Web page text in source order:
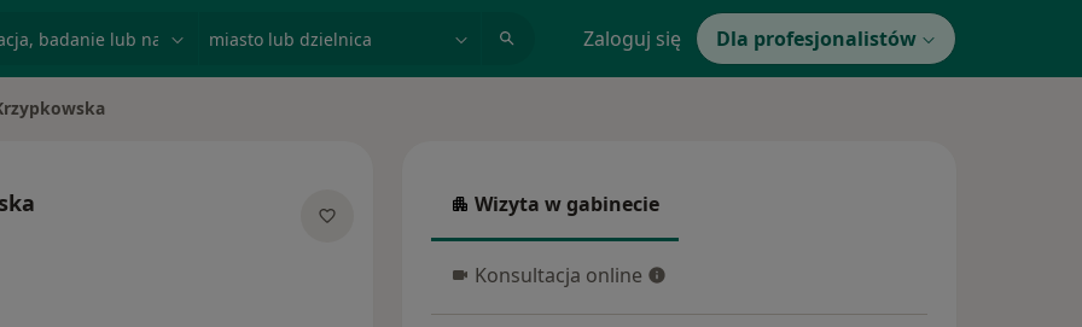
Zaloguj się Dla profesjonalistów
Wizyta w gabinecie
Wizyta w gabinecie
Konsultacja online
Konsultacja online